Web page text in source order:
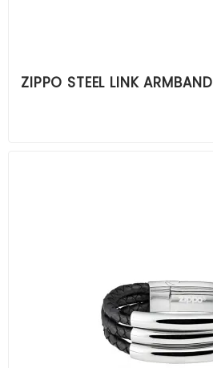
ZIPPO STEEL LINK ARMBAND